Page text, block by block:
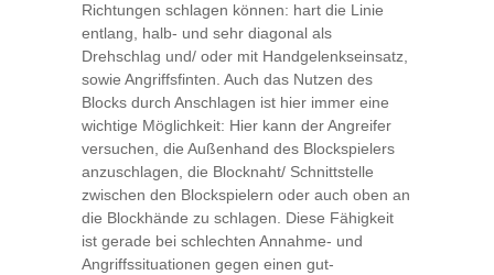
Richtungen schlagen können: hart die Linie
entlang, halb- und sehr diagonal als
Drehschlag und/ oder mit Handgelenkseinsatz,
sowie Angriffsfinten. Auch das Nutzen des
Blocks durch Anschlagen ist hier immer eine
wichtige Möglichkeit: Hier kann der Angreifer
versuchen, die Außenhand des Blockspielers
anzuschlagen, die Blocknaht/ Schnittstelle
zwischen den Blockspielern oder auch oben an
die Blockhände zu schlagen. Diese Fähigkeit
ist gerade bei schlechten Annahme- und
Angriffssituationen gegen einen gut-